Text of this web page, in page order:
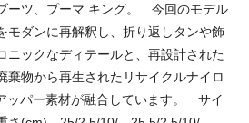
ーツ、プーマ キング。 今回のモデル
モダンに再解釈し、折り返しタンや飾
ニックなディテールと、再設計された
棄物から再生されたリサイクルナイロ
ッパー素材が融合しています。 サイ